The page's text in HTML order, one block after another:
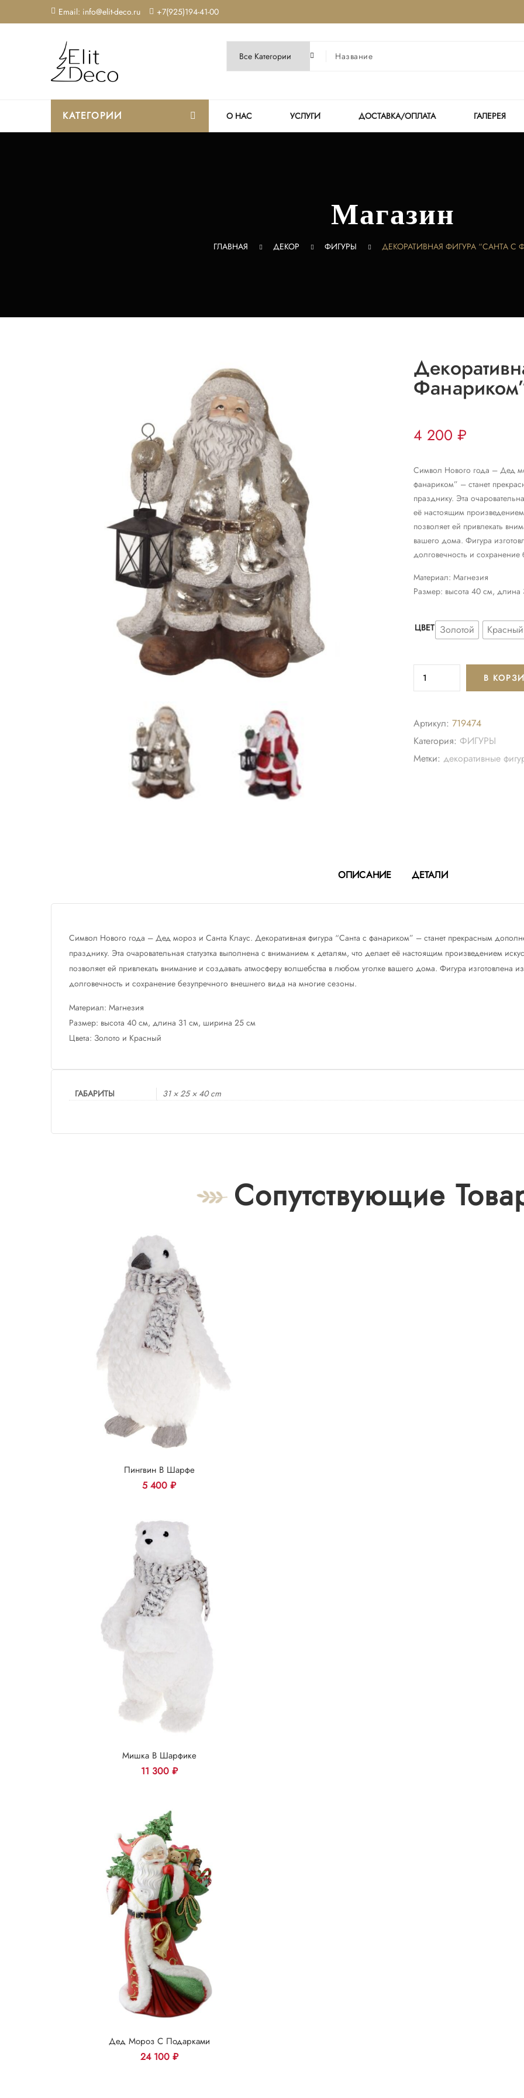
Email: info@elit-deco.ru +7(925)194-41-00
КАТЕГОРИИ О НАС УСЛУГИ ДОСТАВКА/ОПЛАТА ГАЛЕРЕЯ
Магазин
ГЛАВНАЯ ДЕКОР ФИГУРЫ ДЕКОРАТИВНАЯ ФИГУРА “САНТА С
4 200 ₽
Символ Нового года – Дед
фанариком” – станет
празднику. Эта
её настоящим произведением
позволяет ей привлекать
вашего дома. Фигура
долговечность и
Материал: Магнезия
Размер: высота 40 см,
ЦВЕТ Золотой Красный
В
Артикул: 719474
Категория: ФИГУРЫ
Метки: декоративные
ОПИСАНИЕ ДЕТАЛИ
Символ Нового года – Дед мороз и Санта Клаус. Декоративная фигура “Санта с фанариком” – станет прекрасным
празднику. Эта очаровательная статуэтка выполнена с вниманием к деталям, что делает её настоящим произведением
позволяет ей привлекать внимание и создавать атмосферу волшебства в любом уголке вашего дома. Фигура изготовлена
долговечность и сохранение безупречного внешнего вида на многие сезоны.
Материал: Магнезия
Размер: высота 40 см, длина 31 см, ширина 25 см
Цвета: Золото и Красный
ГАБАРИТЫ 31 × 25 × 40 cm
Сопутствующие
Пингвин В Шарфе
5 400 ₽
Мишка В Шарфике
11 300 ₽
Дед Мороз С Подарками
24 100 ₽